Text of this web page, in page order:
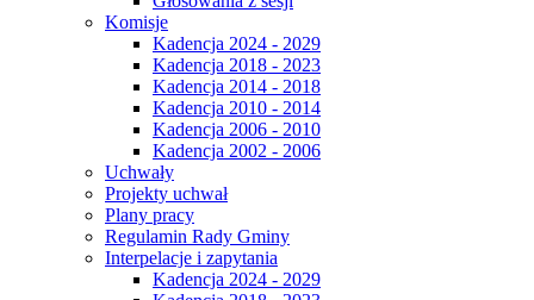
Komisje
Kadencja 2024 - 2029
Kadencja 2018 - 2023
Kadencja 2014 - 2018
Kadencja 2010 - 2014
Kadencja 2006 - 2010
Kadencja 2002 - 2006
Uchwały
Projekty uchwał
Plany pracy
Regulamin Rady Gminy
Interpelacje i zapytania
Kadencja 2024 - 2029